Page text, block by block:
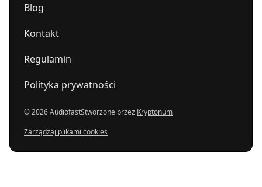
Blog
Kontakt
Regulamin
Polityka prywatności
© 2026 AudiofastStworzone przez Kryptonum
Zarządzaj plikami cookies